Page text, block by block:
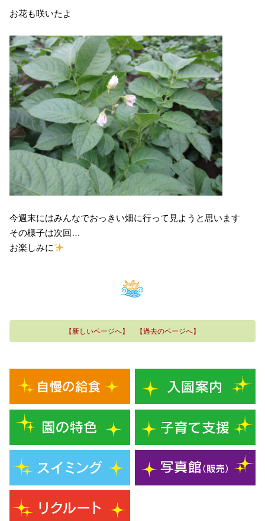
お花も咲いたよ
今週末にはみんなでおっきい畑に行って見ようと思います
その様子は次回…
お楽しみに
【新しいページへ】 【過去のページへ】